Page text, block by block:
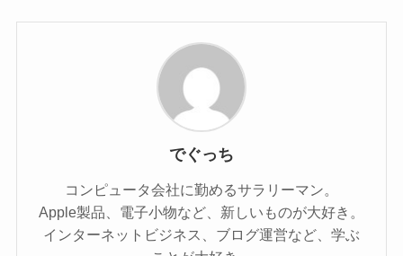
でぐっち
コンピュータ会社に勤めるサラリーマン。
Apple製品、電子小物など、新しいものが大好き。
インターネットビジネス、ブログ運営など、学ぶ